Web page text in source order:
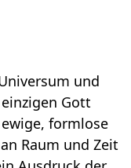
und
Gott
formlose
Raum und Zeit